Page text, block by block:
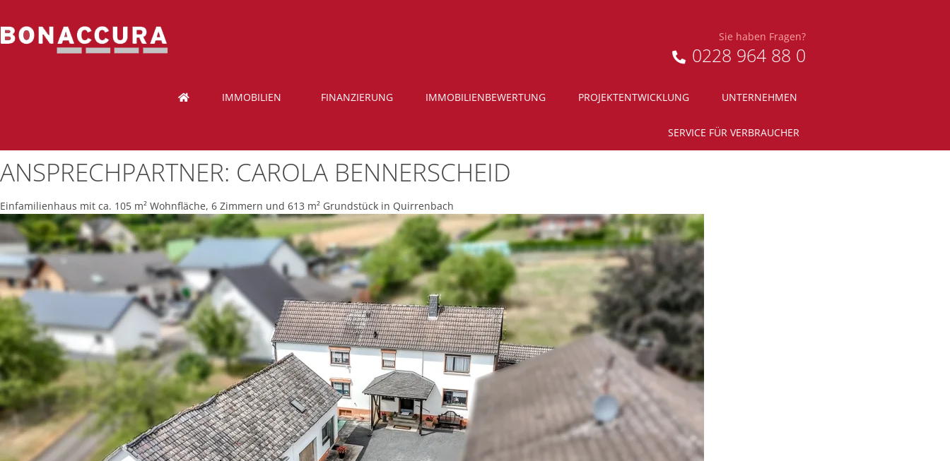
Sie haben Fragen?
0228 964 88 0
IMMOBILIEN FINANZIERUNG IMMOBILIENBEWERTUNG PROJEKTENTWICKLUNG UNTERNEHMEN
SERVICE FÜR VERBRAUCHER
ANSPRECHPARTNER: CAROLA BENNERSCHEID
Einfamilienhaus mit ca. 105 m² Wohnfläche, 6 Zimmern und 613 m² Grundstück in Quirrenbach